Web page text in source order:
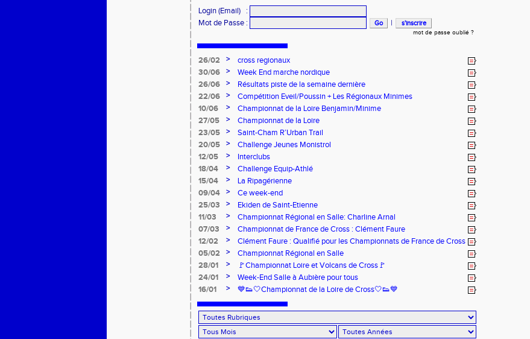
Login (Email)
:
Mot de Passe : |
mot de passe oublié ?
26/02 >
cross regionaux
30/06
>
Week End marche nordique
26/06
>
Résultats piste de la semaine dernière
22/06
>
Compétition Eveil/Poussin + Les Régionaux Minimes
10/06
>
Championnat de la Loire Benjamin/Minime
27/05
>
Championnat de la Loire
23/05
>
Saint-Cham R’Urban Trail
20/05
>
Challenge Jeunes Monistrol
12/05
>
Interclubs
18/04
>
Challenge Equip-Athlé
15/04
>
La Ripagérienne
09/04
>
Ce week-end
25/03
>
Ekiden de Saint-Etienne
11/03
>
Championnat Régional en Salle: Charline Arnal
07/03
>
Championnat de France de Cross : Clément Faure
12/02
>
Clément Faure : Qualifié pour les Championnats de France de Cross
05/02
>
Championnat Régional en Salle
28/01
>
🚩Championnat Loire et Volcans de Cross🚩
24/01
>
Week-End Salle à Aubière pour tous
16/01
> 💙👟🤍Championnat de la Loire de Cross🤍👟💙